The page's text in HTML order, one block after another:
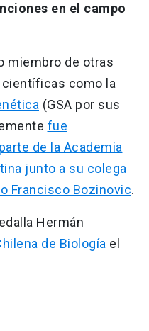
en el campo
miembro de otras
como la
(GSA por sus
fue
de la Academia
junto a su colega
Francisco Bozinovic.
Hermán
de Biología el